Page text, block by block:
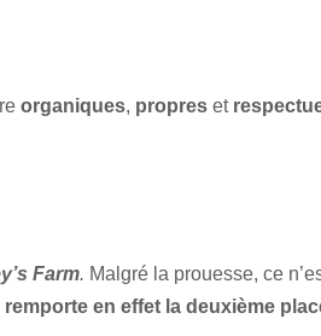
organiques, propres et
Farm. Malgré la prouesse, ce
remporte en effet la deuxième